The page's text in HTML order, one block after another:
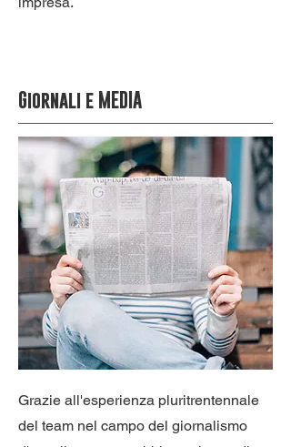
Giornali e MEDIA
Grazie all'esperienza pluritrentennale
del team nel campo del giornalismo